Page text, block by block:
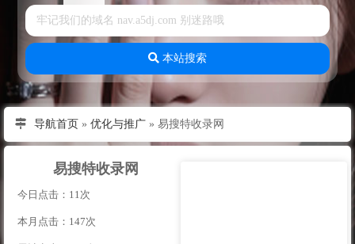
本站搜索
导航首页 » 优化与推广» 易搜特收录网
易搜特收录网
今日点击：11次
本月点击：147次